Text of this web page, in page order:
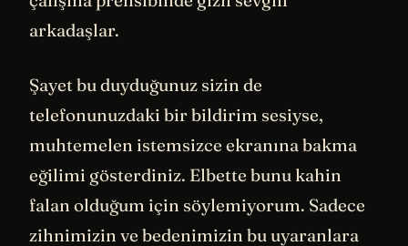
arkadaşlar.
Şayet bu duyduğunuz sizin de
telefonunuzdaki bir bildirim sesiyse,
muhtemelen istemsizce ekranına bakma
eğilimi gösterdiniz. Elbette bunu kahin
falan olduğum için söylemiyorum. Sadece
zihnimizin ve bedenimizin bu uyaranlara